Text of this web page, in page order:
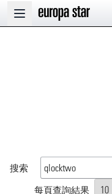
Open main menu
搜索
每頁查詢結果